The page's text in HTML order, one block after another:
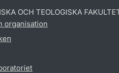
OCH TEOLOGISKA
organisation